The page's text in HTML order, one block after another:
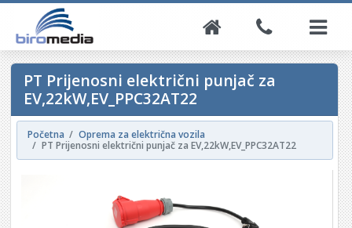
PT Prijenosni električni punjač za
EV,22kW,EV_PPC32AT22
Početna
Oprema za električna vozila
PT Prijenosni električni punjač za EV,22kW,EV_PPC32AT22